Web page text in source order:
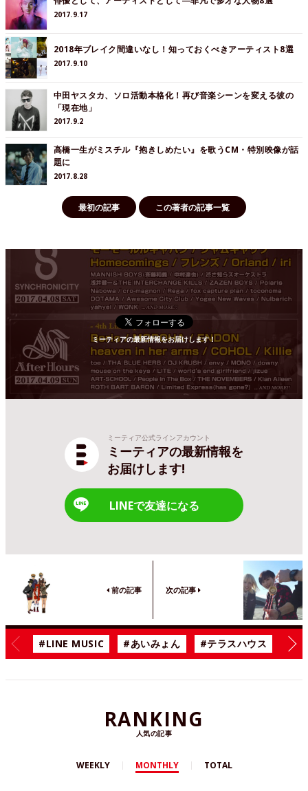
2017.9.17
2018年ブレイク間違いなし！知っておくべきアーティスト8選
2017.9.10
中田ヤスタカ、ソロ活動本格化！再び音楽シーンを変える彼の
「現在地」
2017.9.2
高橋一生がミスチル『抱きしめたい』を歌うCM・特別映像が話
題に
2017.8.28
最初の記事 この著者の記事一覧
ミーティアの最新情報をお届けします！
ミーティア公式ラインアカウント
ミーティアの最新情報を
お届けします!
LINEで友達になる
前の記事 次の記事
#LINE MUSIC #あいみょん #テラスハウス #
RANKING
人気の記事
WEEKLY MONTHLY TOTAL